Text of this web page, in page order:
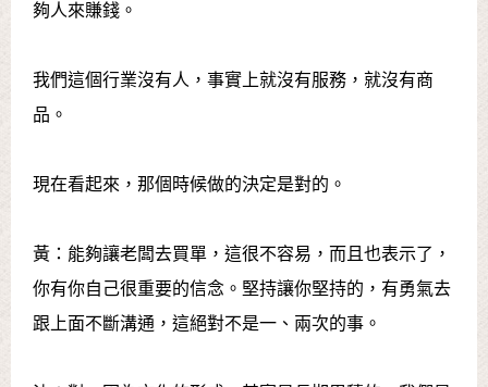
夠人來賺錢。
我們這個行業沒有人，事實上就沒有服務，就沒有商
品。
現在看起來，那個時候做的決定是對的。
黃：能夠讓老闆去買單，這很不容易，而且也表示了，
你有你自己很重要的信念。堅持讓你堅持的，有勇氣去
跟上面不斷溝通，這絕對不是一、兩次的事。